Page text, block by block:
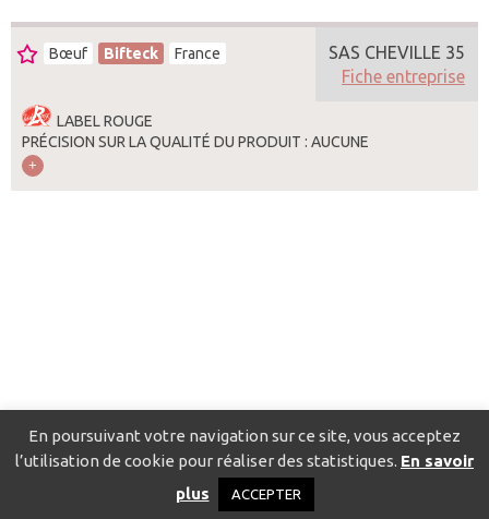
Bœuf Bifteck France
LABEL ROUGE
PRÉCISION SUR LA QUALITÉ DU PRODUIT : AUCUNE
SAS CHEVILLE 35
Fiche entreprise
Catalogue pour localiser les fournisseurs
Politique de confidentialité
En poursuivant votre navigation sur ce site, vous acceptez
l’utilisation de cookie pour réaliser des statistiques. En savoir
plus
ACCEPTER